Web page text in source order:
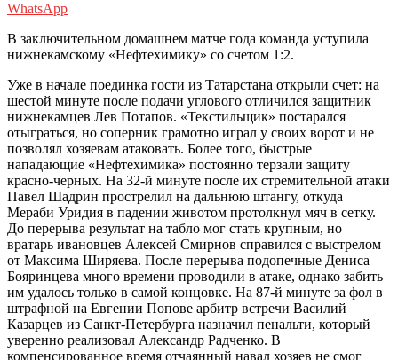
WhatsApp
В заключительном домашнем матче года команда уступила
нижнекамскому «Нефтехимику» со счетом 1:2.
Уже в начале поединка гости из Татарстана открыли счет: на
шестой минуте после подачи углового отличился защитник
нижнекамцев Лев Потапов. «Текстильщик» постарался
отыграться, но соперник грамотно играл у своих ворот и не
позволял хозяевам атаковать. Более того, быстрые
нападающие «Нефтехимика» постоянно терзали защиту
красно-черных. На 32-й минуте после их стремительной атаки
Павел Шадрин прострелил на дальнюю штангу, откуда
Мераби Уридия в падении животом протолкнул мяч в сетку.
До перерыва результат на табло мог стать крупным, но
вратарь ивановцев Алексей Смирнов справился с выстрелом
от Максима Ширяева. После перерыва подопечные Дениса
Бояринцева много времени проводили в атаке, однако забить
им удалось только в самой концовке. На 87-й минуте за фол в
штрафной на Евгении Попове арбитр встречи Василий
Казарцев из Санкт-Петербурга назначил пенальти, который
уверенно реализовал Александр Радченко. В
компенсированное время отчаянный навал хозяев не смог